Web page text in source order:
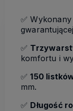
✅ Wykonany
✅
komfortu i
✅ 150
mm.
✅ Długość